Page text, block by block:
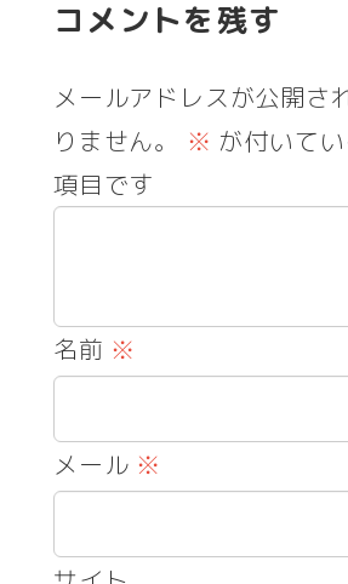
コメントを残す
メールアドレスが公開さ
りません。
※ が付いて
項目です
名前 ※
メール ※